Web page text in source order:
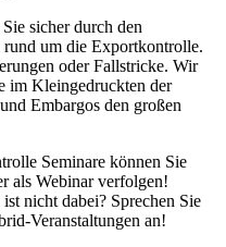
sicher durch den
rund um die Exportkontrolle.
oder Fallstricke. Wir
im Kleingedruckten der
Embargos den großen
Seminare können Sie
als Webinar verfolgen!
nicht dabei? Sprechen Sie
Veranstaltungen an!